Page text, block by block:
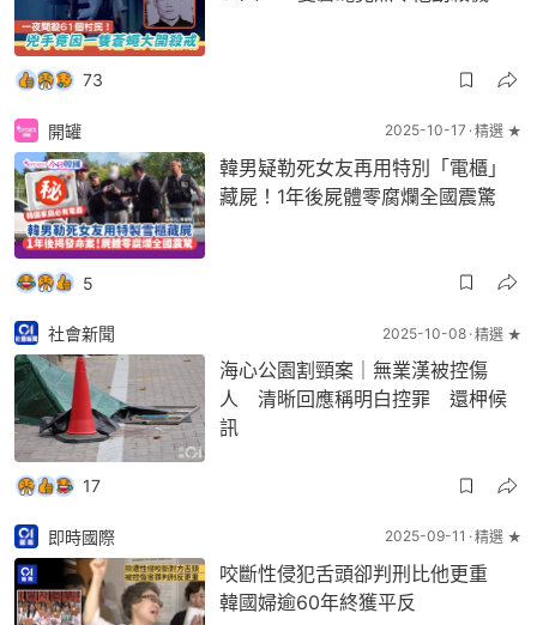
73
開罐 2025-10-17 精選 ★
韓男疑勒死女友再用特別「電櫃」
藏屍！1年後屍體零腐爛全國震驚
5
社會新聞 2025-10-08 精選 ★
海心公園割頸案｜無業漢被控傷
人 清晰回應稱明白控罪 還柙候
訊
17
即時國際 2025-09-11 精選 ★
咬斷性侵犯舌頭卻判刑比他更重
韓國婦逾60年終獲平反